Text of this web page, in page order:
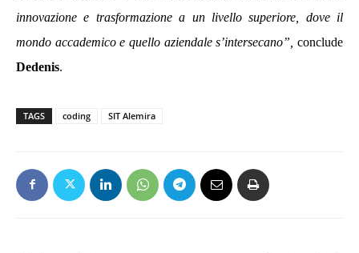
innovazione e trasformazione a un livello superiore, dove il
mondo accademico e quello aziendale s’intersecano”, conclude
Dedenis.
TAGS coding SIT Alemira